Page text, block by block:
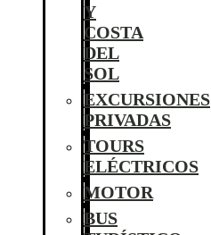
Y
COSTA
DEL
SOL
EXCURSIONES
PRIVADAS
TOURS
ELÉCTRICOS
MOTOR
BUS